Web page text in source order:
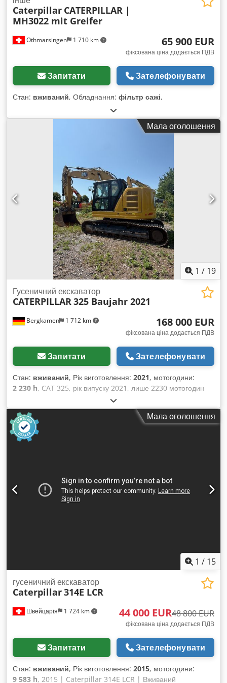
Othmarsingen 1 710 km
Caterpillar CATERPILLAR |
MH3022 mit Greifer
65 900 EUR
фіксована ціна додається ПДВ
Запитати Зателефонувати
Стан: вживаний, Обладнання: фільтр сажі,
Мала оголошення
1 / 19
Bergkamen 1 712 km
Гусеничний екскаватор
CATERPILLAR325 Baujahr 2021
168 000 EUR
фіксована ціна додається ПДВ
Запитати Зателефонувати
Стан: вживаний, Рік виготовлення: 2021, мотогодини:
2 230 h, CAT 325, рік випуску 2021, лише 2230 мотогодин
Відмінний стан Експлуатаційна маса близько 28 500 кг
Двигун: Cat C4.4 турбодизель, потужність двигуна 128,5 кВт
(172 к.с.) Cedpfjzg S Abjx Ad Sorf Робочий об’єм 4,4 л,
стандарт викидів ЄС Stage V, паливний бак близько 313 л
Гідравлічна система близько 230 л Макс. глибина копання
Мала оголошення
1 / 15
Швейцарія 1 724 km
гусеничний екскаватор
Caterpillar314E LCR
44 000 EUR48 800 EUR
фіксована ціна додається ПДВ
Запитати Зателефонувати
Стан: вживаний, Рік виготовлення: 2015, мотогодини:
9 583 h, 2015 | Caterpillar 314E LCR | Вживаний